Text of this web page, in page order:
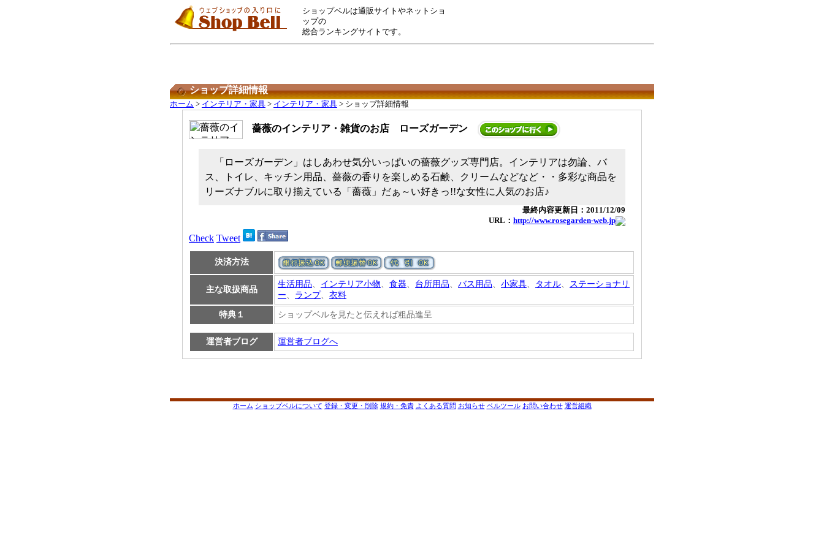
ショップベルは通販サイトやネットショ
ップの
総合ランキングサイトです。
ショップ詳細情報
ホーム > インテリア・家具 > インテリア・家具 > ショップ詳細情報
薔薇のインテリア・雑貨のお店 ローズガーデン
「ローズガーデン」はしあわせ気分いっぱいの薔薇グッズ専門店。インテリアは勿論、バ
ス、トイレ、キッチン用品、薔薇の香りを楽しめる石鹸、クリームなどなど・・多彩な商品を
リーズナブルに取り揃えている「薔薇」だぁ～い好きっ!!な女性に人気のお店♪
最終内容更新日：2011/12/09
URL： http://www.rosegarden-web.jp
Check Tweet
決済方法
主な取扱商品
生活用品、 インテリア小物、 食器、 台所用品、 バス用品、 小家具、 タオル、 ステーショナリ
ー、 ランプ、 衣料
特典１ ショップベルを見たと伝えれば粗品進呈
運営者ブログ 運営者ブログへ
ホーム ショップベルについて 登録・変更・削除 規約・免責 よくある質問 お知らせ ベルツール お問い合わせ 運営組織